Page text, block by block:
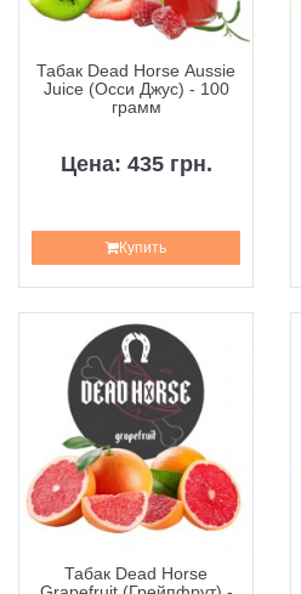
Табак Dead Horse Aussie
Juice (Осси Джус) - 100
грамм
Цена: 435 грн.
Купить
Табак Dead Horse